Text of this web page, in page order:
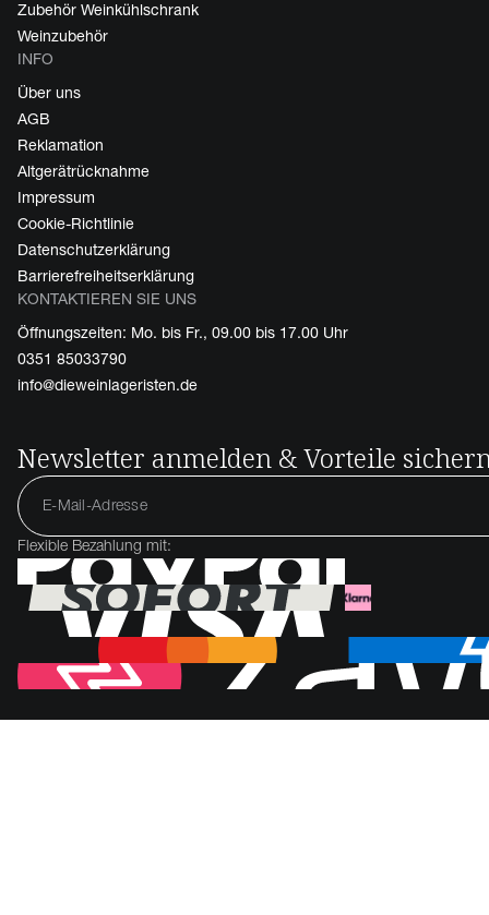
Zubehör Weinkühlschrank
Weinzubehör
INFO
Über uns
AGB
Reklamation
Altgerätrücknahme
Impressum
Cookie-Richtlinie
Datenschutzerklärung
Barrierefreiheitserklärung
KONTAKTIEREN SIE UNS
Öffnungszeiten: Mo. bis Fr., 09.00 bis 17.00 Uhr
0351 85033790
info@dieweinlageristen.de
Newsletter anmelden & Vorteile
Flexible Bezahlung mit: